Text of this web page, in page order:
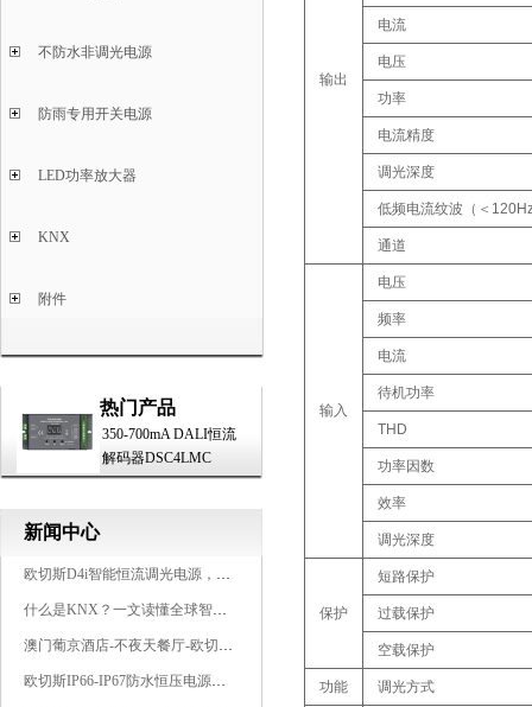
不防水非调光电源
防雨专用开关电源
LED功率放大器
KNX
附件
热门产品
350-700mA DALI恒流
解码器DSC4LMC
新闻中心
欧切斯D4i智能恒流调光电源，引领未来照明生态
什么是KNX？一文读懂全球智能建筑控制标准
澳门葡京酒店-不夜天餐厅-欧切斯KNX智能控制系统打造高端智慧空间
欧切斯IP66-IP67防水恒压电源，无惧风雨，智稳如一
输出
电流
电压
功率
电流精度
调光深度
低频电流纹波（＜
通道
输入
电压
频率
电流
待机功率
THD
功率因数
效率
调光深度
保护
短路保护
过载保护
空载保护
功能 调光方式